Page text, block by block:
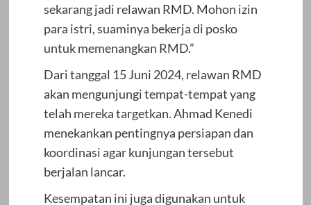
sekarang jadi relawan RMD. Mohon izin
para istri, suaminya bekerja di posko
untuk memenangkan RMD.”
Dari tanggal 15 Juni 2024, relawan RMD
akan mengunjungi tempat-tempat yang
telah mereka targetkan. Ahmad Kenedi
menekankan pentingnya persiapan dan
koordinasi agar kunjungan tersebut
berjalan lancar.
Kesempatan ini juga digunakan untuk